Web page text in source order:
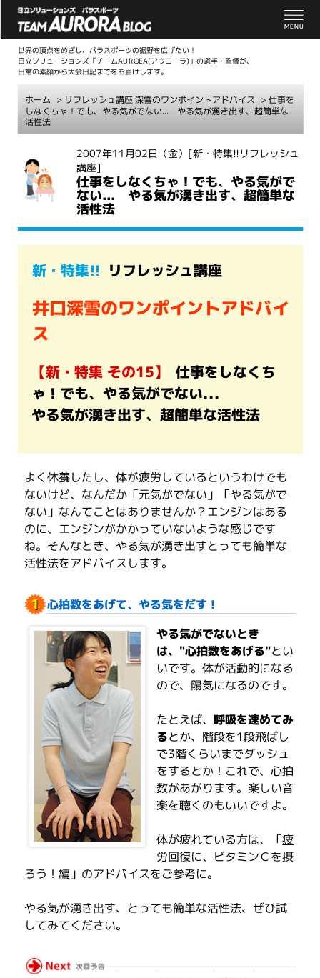
世界の頂点をめざし、パラスポーツの裾野を広げたい！
日立ソリューションズ「チームAUROEA(アウローラ)」の選手・監督が、
日常の素顔から大会日記までをお届けします。
ホーム > リフレッシュ講座 深雪のワンポイントアドバイス > 仕事を
しなくちゃ！でも、やる気がでない... やる気が湧き出す、超簡単な
活性法
2007年11月02日（金） [新・特集!!リフレッシュ
講座]
仕事をしなくちゃ！でも、やる気がで
ない... やる気が湧き出す、超簡単な
活性法
新・特集!! リフレッシュ講座
井口深雪のワンポイントアドバイ
ス
【新・特集 その15】 仕事をしなくち
ゃ！でも、やる気がでない...
やる気が湧き出す、超簡単な活性法
よく休養したし、体が疲労しているというわけでも
ないけど、なんだか「元気がでない」「やる気がで
ない」なんてことはありませんか？エンジンはある
のに、エンジンがかかっていないような感じです
ね。そんなとき、やる気が湧き出すとっても簡単な
活性法をアドバイスします。
心拍数をあげて、やる気をだす！
やる気がでないとき
は、"心拍数をあげる"とい
いです。体が活動的になる
ので、陽気になるのです。
たとえば、呼吸を速めてみ
るとか、階段を1段飛ばし
で3階くらいまでダッシュ
をするとか！これで、心拍
数があがります。楽しい音
楽を聴くのもいいですよ。
体が疲れている方は、「疲
労回復に、ビタミンＣを摂
ろう！編 」のアドバイスをご参考に。
やる気が湧き出す、とっても簡単な活性法、ぜひ試
してみてください。